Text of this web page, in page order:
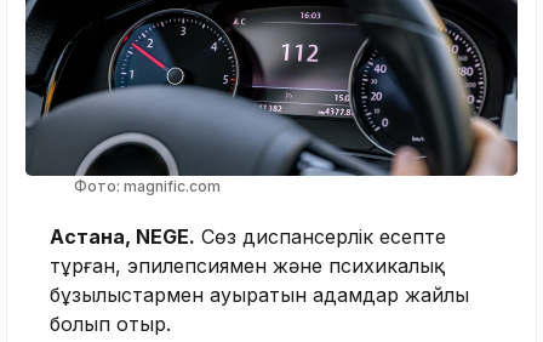
Фото: magnific.com
Астана, NEGE. Сөз диспансерлік есепте
тұрған, эпилепсиямен және психикалық
бұзылыстармен ауыратын адамдар жайлы
болып отыр.